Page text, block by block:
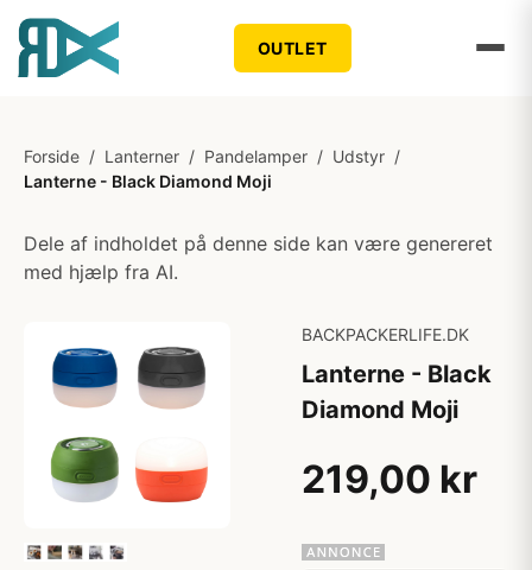
OUTLET
Forside / Lanterner / Pandelamper / Udstyr /
Lanterne - Black Diamond Moji
Dele af indholdet på denne side kan være genereret
med hjælp fra AI.
BACKPACKERLIFE.DK
Lanterne - Black
Diamond Moji
219,00 kr